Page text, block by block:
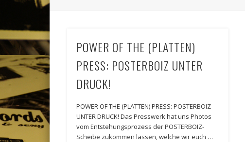
POWER OF THE (PLATTEN)
PRESS: POSTERBOIZ UNTER
DRUCK!
POWER OF THE (PLATTEN) PRESS: POSTERBOIZ
UNTER DRUCK! Das Presswerk hat uns Photos
vom Entstehungsprozess der POSTERBOIZ-
Scheibe zukommen lassen, welche wir euch …